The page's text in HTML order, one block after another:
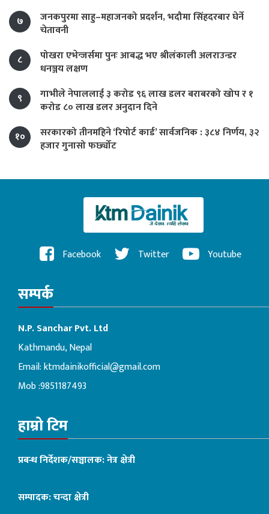
७
जनकपुरमा साहु–महाजनको प्रदर्शन, भदौमा सिंहदरबार घेर्ने
चेतावनी
८
पोखरा एभेन्जर्समा पुनः आबद्ध भए श्रीलंकाली अलराउन्डर
धनञ्जय लक्षण
९
गाभीले नेपाललाई ३ करोड ९६ लाख डलर बराबरको खोप र १
करोड ८० लाख डलर अनुदान दिने
१०
सरकारको तीनमहिने ‘रिपोर्ट कार्ड’ सार्वजनिक : ३८४ निर्णय, ३२
हजार गुनासो फर्छ्योट
Facebook Twitter Youtube
सम्पर्क
N.P. Sanchar Pvt. Ltd
Kathmandu, Nepal
Email:ktmdainikofficial@gmail.com
Mob :9851187493
हाम्रो टिम
प्रबन्ध निर्देशक/सञ्चालक: नेत्र क्षेत्री
सम्पादक: चन्दा क्षेत्री